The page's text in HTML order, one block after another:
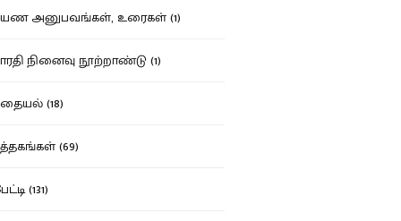
அனுபவங்கள், உரைகள் (1)
நினைவு நூற்றாண்டு (1)
(18)
(69)
(131)